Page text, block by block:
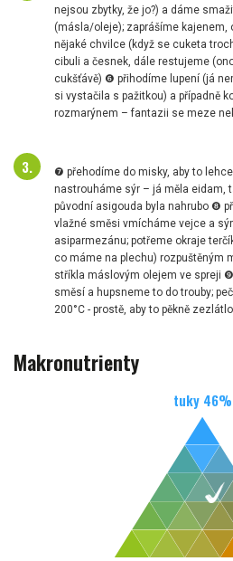
nejsou zbytky, že jo?) a dáme
(másla/oleje); zaprášíme
nějaké chvilce (když se cuketa
cibuli a česnek, dále restujeme
cukšťávě) ❻ přihodíme lupení (já
si vystačila s pažitkou) a případně
rozmarýnem – fantazii se meze
❼ přehodíme do misky, aby to
nastrouháme sýr – já měla eidam,
původní asigouda byla nahrubo ❽
vlažné směsi vmícháme vejce a
asiparmezánu; potřeme okraje
co máme na plechu) rozpuštěným
stříkla máslovým olejem ve spreji
směsí a hupsneme to do trouby;
200°C - prostě, aby to pěkně zezlátlo
Makronutrienty
tuky 46%